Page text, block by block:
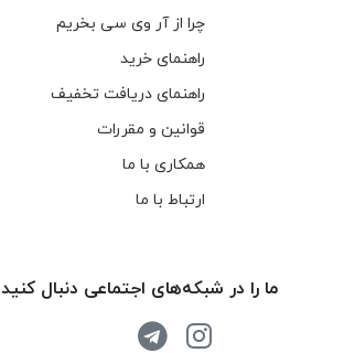
چرا از آر وی سی بخریم
راهنمای خرید
راهنمای دریافت تخفیف
قوانین و مقررات
همکاری با ما
ارتباط با ما
ما را در شبکه‌های اجتماعی دنبال کنید